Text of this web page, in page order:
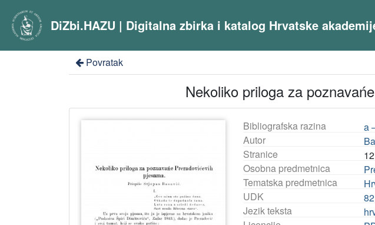
DiZbi.HAZU | Digitalna zbirka i katalog Hrvatske
Povratak
Nekoliko priloga za
Bibliografska razina
a
Autor
Stranice
Osobna predmetnica
Tematska predmetnica
UDK
Jezik teksta